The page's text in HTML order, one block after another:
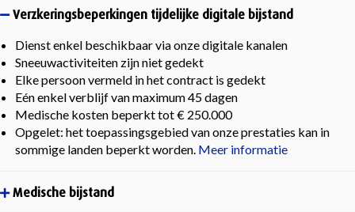
Verzkeringsbeperkingen tijdelijke digitale bijstand
Dienst enkel beschikbaar via onze digitale kanalen
Sneeuwactiviteiten zijn niet gedekt
Elke persoon vermeld in het contract is gedekt
Eén enkel verblijf van maximum 45 dagen
Medische kosten beperkt tot € 250.000
Opgelet: het toepassingsgebied van onze prestaties kan in
sommige landen beperkt worden. Meer informatie
Medische bijstand